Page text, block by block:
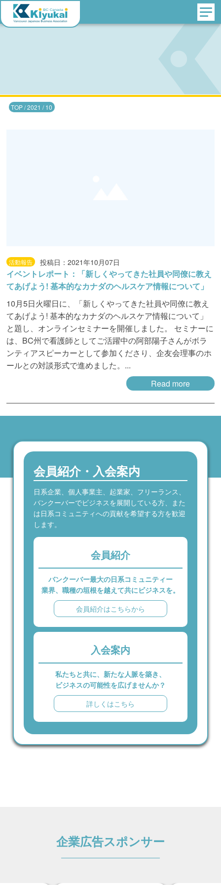
TOP/2021 /10
活動報告 投稿日：2021年10月07日
イベントレポート：「新しくやってきた社員や同僚に教え
てあげよう! 基本的なカナダのヘルスケア情報について」
10月5日火曜日に、「新しくやってきた社員や同僚に教え
てあげよう! 基本的なカナダのヘルスケア情報について」
と題し、オンラインセミナーを開催しました。 セミナーに
は、BC州で看護師としてご活躍中の阿部陽子さんがボラ
ンティアスピーカーとして参加くださり、企友会理事のホ
ールとの対談形式で進めました。...
Read more
会員紹介・入会案内
日系企業、個人事業主、起業家、フリーランス、
バンクーバーでビジネスを展開している方、また
は日系コミュニティへの貢献を希望する方を歓迎
します。
会員紹介
バンクーバー最大の日系コミュニティー
業界、職種の垣根を越えて共にビジネスを。
会員紹介はこちらから
入会案内
私たちと共に、新たな人脈を築き、
ビジネスの可能性を広げませんか？
詳しくはこちら
企業広告スポンサー